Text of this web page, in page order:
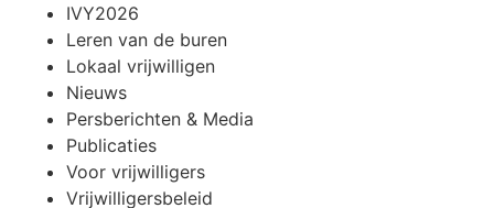
IVY2026
Leren van de buren
Lokaal vrijwilligen
Nieuws
Persberichten & Media
Publicaties
Voor vrijwilligers
Vrijwilligersbeleid